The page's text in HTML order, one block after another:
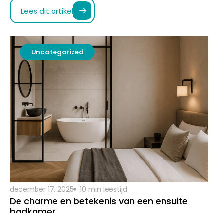
december 17, 2025 10 min leestijd
De charme en betekenis van een ensuite
badkamer
Misschien heb je de term al vaker gehoord en vraag je je
af wat de exacte betekenis van een ensuite…
Lees dit artikel